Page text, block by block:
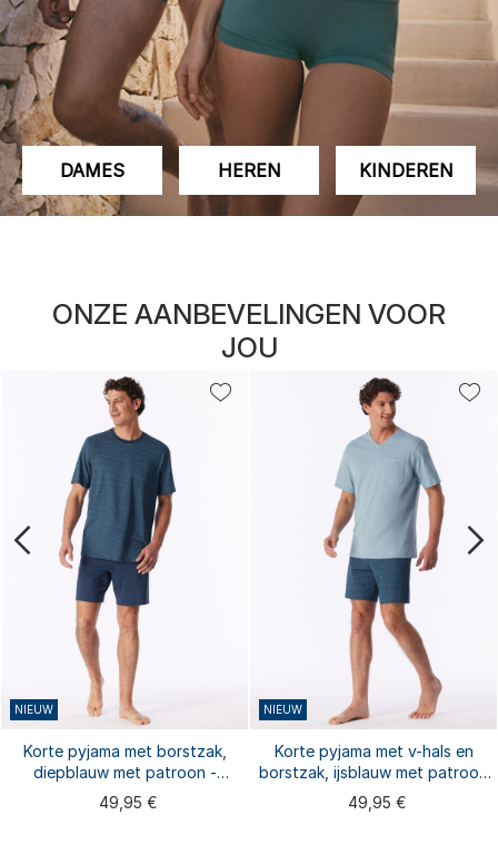
DAMES HEREN KINDEREN
ONZE AANBEVELINGEN VOOR
JOU
NIEUW
Korte pyjama met borstzak,
diepblauw met patroon -
Comfort Essentials
49,95 €
NIEUW
Korte pyjama met v-hals en
borstzak, ijsblauw met patroon
- Comfort Essentials
49,95 €